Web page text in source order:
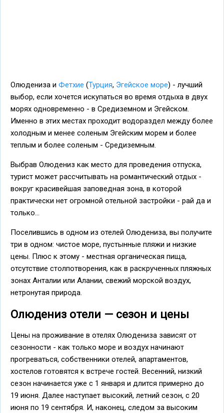
Олюдениза и Фетхие (Турция, Эгейское море) - лучший
выбор, если хочется искупаться во время отдыха в двух
морях одновременно - в Средиземном и Эгейском.
Именно в этих местах проходит водораздел между более
холодным и менее соленым Эгейским морем и более
теплым и более соленым - Средиземным.
Выбрав Олюдениз как место для проведения отпуска,
турист может рассчитывать на романтический отдых -
вокруг красивейшая заповедная зона, в которой
практически нет огромной отельной застройки - рай да и
только...
Поселившись в одном из отелей Олюдениза, вы получите
три в одном: чистое море, пустынные пляжи и низкие
цены. Плюс к этому - местная органическая пища,
отсутствие столпотворения, как в раскрученных пляжных
зонах Анталии или Алании, свежий морской воздух,
нетронутая природа.
Олюдениз отели — сезон и цены
Цены на проживание в отелях Олюдениза зависят от
сезонности - как только море и воздух начинают
прогреваться, собственники отелей, апартаментов,
хостелов готовятся к встрече гостей. Весенний, низкий
сезон начинается уже с 1 января и длится примерно до
19 июня. Далее наступает высокий, летний сезон, с 20
июня по 19 сентября. И, наконец, следом за высоким